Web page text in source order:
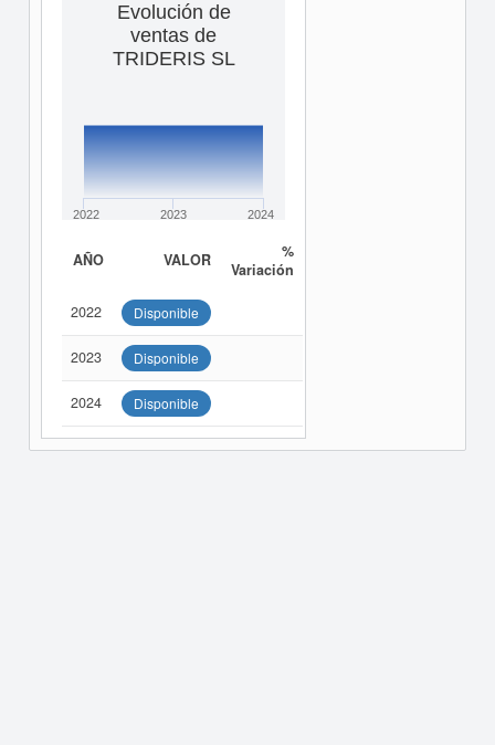
Evolución de
ventas de
TRIDERIS SL
2022 2023 2024
AÑO VALOR
%
Variación
2022 Disponible
2023 Disponible
2024 Disponible